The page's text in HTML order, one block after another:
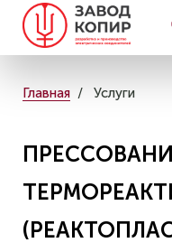
Главная Услуги